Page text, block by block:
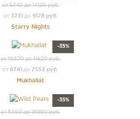
от 5740 до 14120 руб.
от 3731 до 9178 руб.
Starry Nights
-35%
от 10370 до 11620 руб.
от 6741 до 7553 руб.
Mukhallat
-35%
от 5360 до 16990 руб.